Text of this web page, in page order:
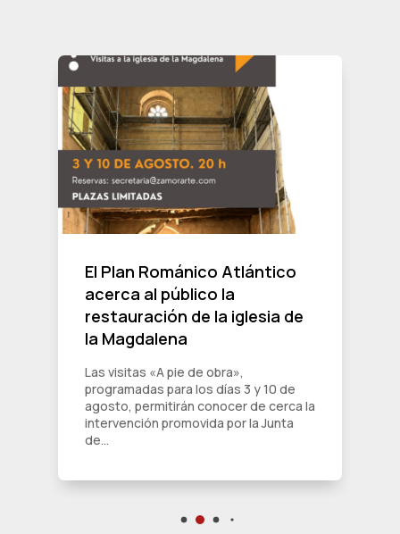
El Plan Románico Atlántico
acerca al público la
restauración de la iglesia de
la Magdalena
Las visitas «A pie de obra»,
programadas para los días 3 y 10 de
agosto, permitirán conocer de cerca la
intervención promovida por la Junta
de...